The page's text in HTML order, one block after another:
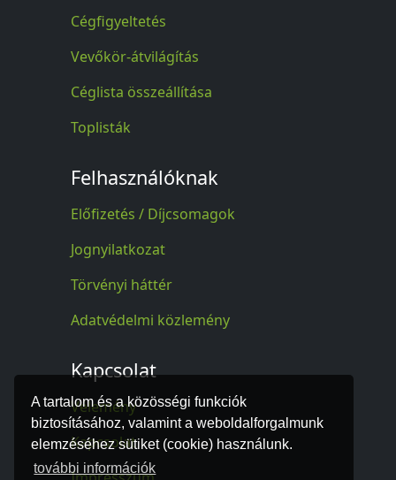
A tartalom és a közösségi funkciók
biztosításához, valamint a weboldalforgalmunk
elemzéséhez sütiket (cookie) használunk.
további információk
Cégfigyeltetés
Vevőkör-átvilágítás
Céglista összeállítása
Toplisták
Felhasználóknak
Előfizetés / Díjcsomagok
Jognyilatkozat
Törvényi háttér
Adatvédelmi közlemény
Kapcsolat
Vélemény
Kapcsolat